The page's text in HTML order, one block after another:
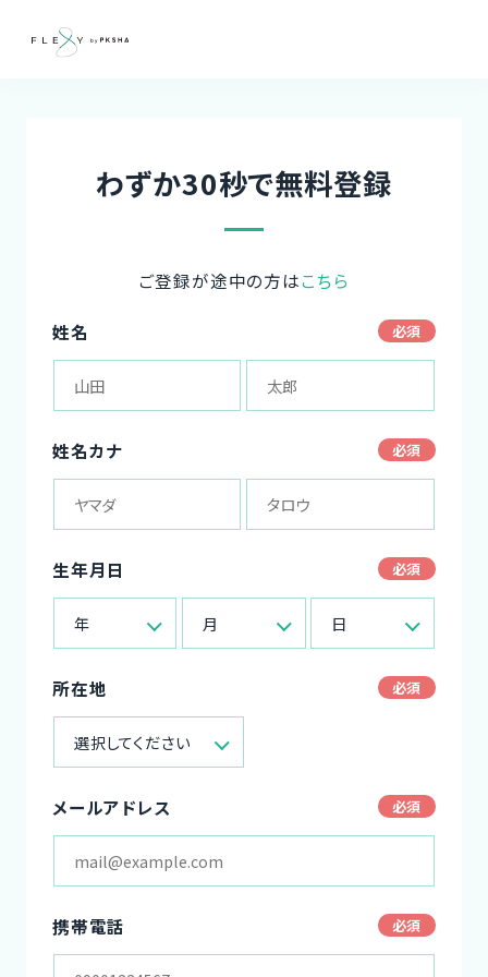
わずか30秒で無料登録
ご登録が途中の方はこちら
姓名
姓名カナ
生年月日
年 月 日
所在地
選択してください
メールアドレス
携帯電話